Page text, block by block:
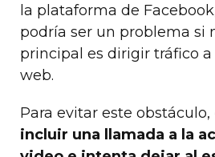
la plataforma de
podría ser un problema si
principal es dirigir tráfico
web.
Para evitar este obstáculo,
incluir una llamada a la